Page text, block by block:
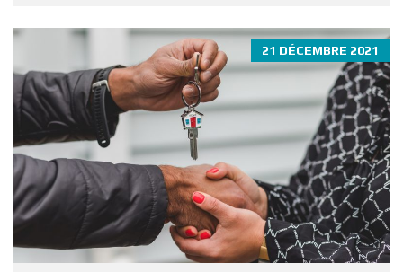
21 DÉCEMBRE 2021